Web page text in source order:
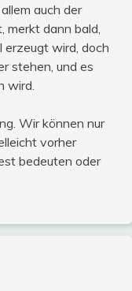
auch der
dann bald,
erzeugt wird, doch
stehen, und es
wird.
Wir können nur
vorher
bedeuten oder